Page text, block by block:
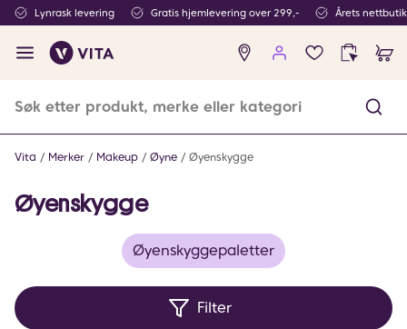
Lynrask levering Gratis hjemlevering over 299,- Årets
Ingen
produkter
Vita Merker Makeup Øyne Øyenskygge
Øyenskygge
Øyenskyggepaletter
Filter